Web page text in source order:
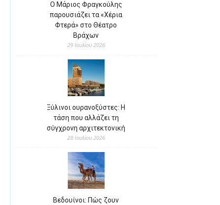
Ο Μάριος Φραγκούλης
παρουσιάζει τα «Χέρια
Φτερά» στο Θέατρο
Βράχων
29 Ιουλίου 2026
Ξύλινοι ουρανοξύστες: Η
τάση που αλλάζει τη
σύγχρονη αρχιτεκτονική
28 Ιουλίου 2026
Βεδουίνοι: Πώς ζουν